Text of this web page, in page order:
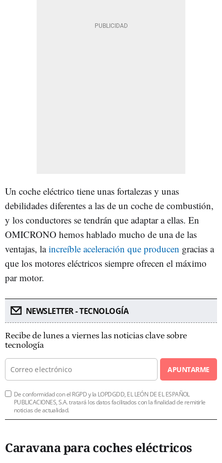
Un coche eléctrico tiene unas fortalezas y unas
debilidades diferentes a las de un coche de combustión,
y los conductores se tendrán que adaptar a ellas. En
OMICRONO hemos hablado mucho de una de las
ventajas, laincreíble aceleración que producen gracias a
que los motores eléctricos siempre ofrecen el máximo
par motor.
NEWSLETTER - TECNOLOGÍA
Recibe de lunes a viernes las noticias clave sobre
tecnología
APUNTARME
De conformidad con el RGPD y la LOPDGDD, EL LEÓN DE EL ESPAÑOL
PUBLICACIONES, S.A. tratará los datos facilitados con la finalidad de remitirle
noticias de actualidad.
Caravana para coches eléctricos